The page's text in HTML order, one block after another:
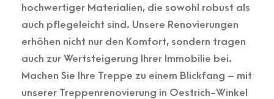
hochwertiger Materialien, die sowohl robust als
auch pflegeleicht sind. Unsere Renovierungen
erhöhen nicht nur den Komfort, sondern tragen
auch zur Wertsteigerung Ihrer Immobilie bei.
Machen Sie Ihre Treppe zu einem Blickfang – mit
unserer Treppenrenovierung in Oestrich-Winkel